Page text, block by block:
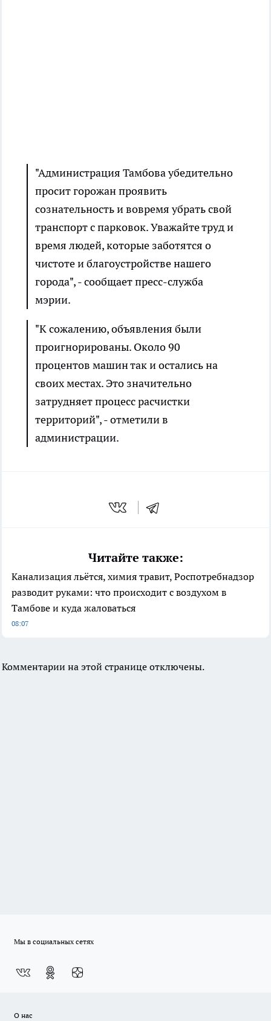
"Администрация Тамбова убедительно
просит горожан проявить
сознательность и вовремя убрать свой
транспорт с парковок. Уважайте труд и
время людей, которые заботятся о
чистоте и благоустройстве нашего
города", - сообщает пресс-служба
мэрии.
"К сожалению, объявления были
проигнорированы. Около 90
процентов машин так и остались на
своих местах. Это значительно
затрудняет процесс расчистки
территорий", - отметили в
администрации.
Читайте также:
Канализация льётся, химия травит, Роспотребнадзор
разводит руками: что происходит с воздухом в
Тамбове и куда жаловаться
08:07
Комментарии на этой странице отключены.
Мы в социальных сетях
О нас